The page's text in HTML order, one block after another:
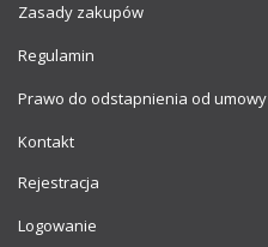
Zasady zakupów
Regulamin
Prawo do odstapnienia od umowy
Kontakt
Rejestracja
Logowanie